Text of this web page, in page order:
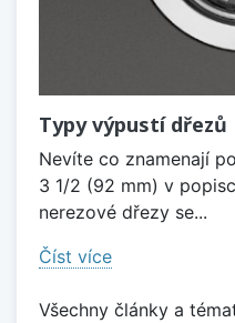
Typy výpustí dřezů
Nevíte co znamenají
3 1/2 (92 mm) v
nerezové dřezy se...
Číst více
Všechny články a